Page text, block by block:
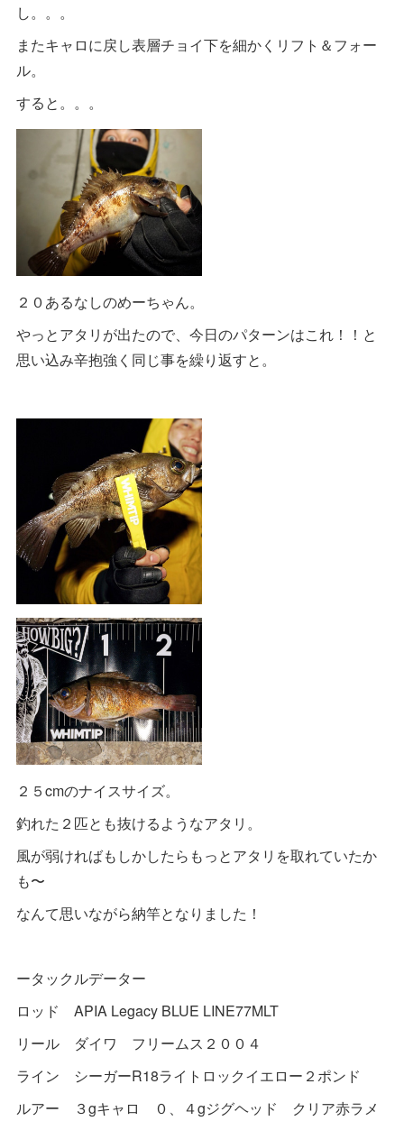
し。。。
またキャロに戻し表層チョイ下を細かくリフト＆フォー
ル。
すると。。。
２０あるなしのめーちゃん。
やっとアタリが出たので、今日のパターンはこれ！！と
思い込み辛抱強く同じ事を繰り返すと。
２５cmのナイスサイズ。
釣れた２匹とも抜けるようなアタリ。
風が弱ければもしかしたらもっとアタリを取れていたか
も〜
なんて思いながら納竿となりました！
ータックルデーター
ロッド APIA Legacy BLUE LINE77MLT
リール ダイワ フリームス２００４
ライン シーガーR18ライトロックイエロー２ポンド
ルアー ３gキャロ ０、４gジグヘッド クリア赤ラメ